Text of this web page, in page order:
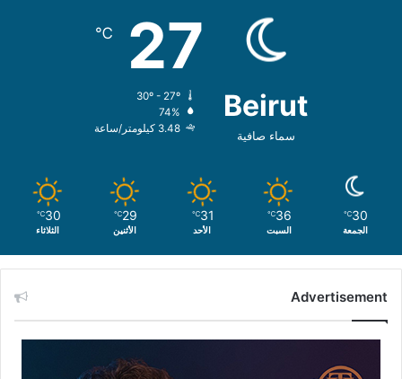
Beirut
سماء صافية
27
℃
74%
3.48 كيلومتر/ساعة
30
℃
الجمعة
36
℃
السبت
31
℃
الأحد
29
℃
الأثنين
30
℃
الثلاثاء
Advertisement